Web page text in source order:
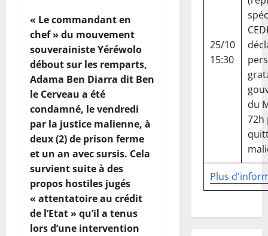
« Le commandant en
chef » du mouvement
souverainiste Yéréwolo
débout sur les remparts,
Adama Ben Diarra dit Ben
le Cerveau a été
condamné, le vendredi
par la justice malienne, à
deux (2) de prison ferme
et un an avec sursis. Cela
survient suite à des
propos hostiles jugés
« attentatoire au crédit
de l’Etat » qu’il a tenus
lors d’une intervention
Plus
25/10
15:30
du
72h